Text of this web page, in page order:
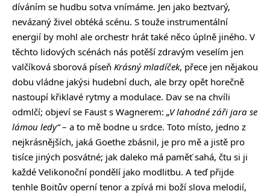
díváním se hudbu sotva vnímáme. Jen jako beztvarý,
nevázaný živel obtéká scénu. S touže instrumentální
energií by mohl ale orchestr hrát také něco úplně jiného. V
těchto lidových scénách nás potěší zdravým veselím jen
valčíková sborová píseň Krásný mladíček, přece jen nějakou
dobu vládne jakýsi hudební duch, ale brzy opět horečně
nastoupí křiklavé rytmy a modulace. Dav se na chvíli
odmlčí; objeví se Faust s Wagnerem: „V lahodné záři jara se
lámou ledy“– a to mě bodne u srdce. Toto místo, jedno z
nejkrásnějších, jaká Goethe zbásnil, je pro mě a jistě pro
tisíce jiných posvátné; jak daleko má paměť sahá, čtu si ji
každé Velikonoční pondělí jako modlitbu. A teď přijde
tenhle Boitův operní tenor a zpívá mi boží slova melodií,